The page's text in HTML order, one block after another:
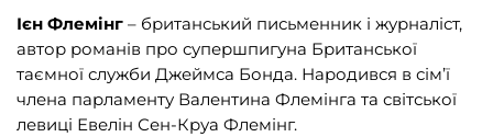
Ієн Флемінг – британський письменник і журналіст,
автор романів про супершпигуна Британської
таємної служби Джеймса Бонда. Народився в сім’ї
члена парламенту Валентина Флемінга та світської
левиці Евелін Сен-Круа Флемінг.